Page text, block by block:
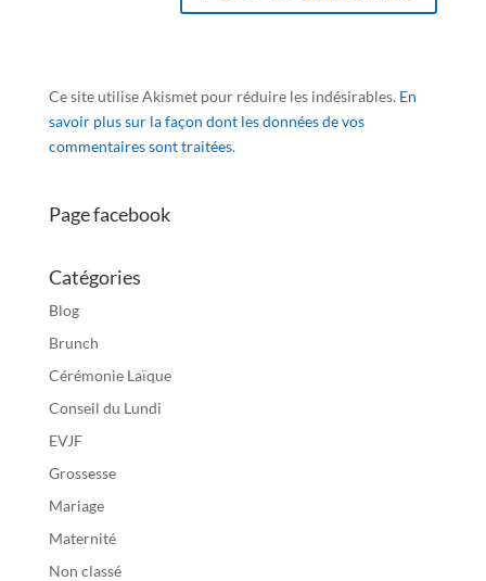
Ce site utilise Akismet pour réduire les indésirables. En
savoir plus sur la façon dont les données de vos
commentaires sont traitées.
Page facebook
Catégories
Blog
Brunch
Cérémonie Laïque
Conseil du Lundi
EVJF
Grossesse
Mariage
Maternité
Non classé